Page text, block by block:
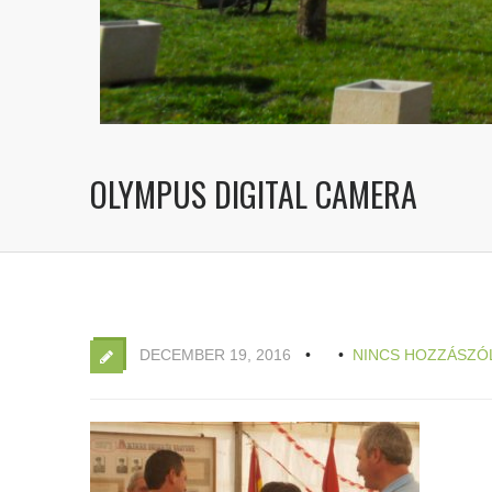
OLYMPUS DIGITAL CAMERA
DECEMBER 19, 2016 NINCS